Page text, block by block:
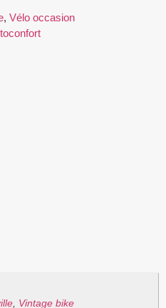
, Vélo occasion
, Vintage bike